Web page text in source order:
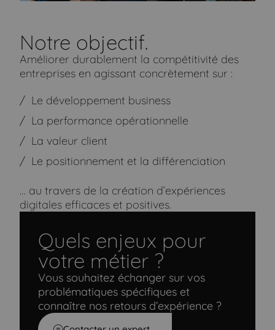
Notre objectif.
Améliorer durablement la compétitivité des
entreprises en agissant concrètement sur :
Le développement business
La performance opérationnelle
La valeur client
Le positionnement et la différenciation
… au travers de la création d’expériences
digitales efficaces et positives.
Quels enjeux pour
votre métier ?
Vous souhaitez échanger sur vos
problématiques spécifiques et
connaître nos retours d’expérience ?